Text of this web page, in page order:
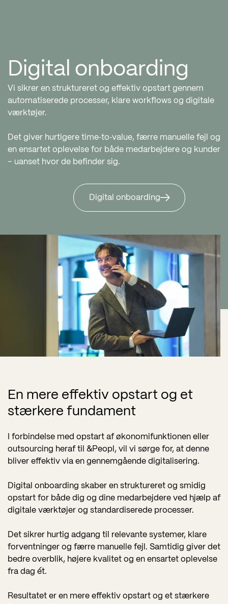
Digital onboarding
Vi sikrer en struktureret og effektiv opstart gennem
automatiserede processer, klare workflows og digitale
værktøjer.
Det giver hurtigere time‑to‑value, færre manuelle fejl og
en ensartet oplevelse for både medarbejdere og kunder
– uanset hvor de befinder sig.
Digital onboarding
En mere effektiv opstart og et
stærkere fundament
I forbindelse med opstart af økonomifunktionen eller
outsourcing heraf til &Peopl, vil vi sørge for, at denne
bliver effektiv via en gennemgående digitalisering.
Digital onboarding skaber en struktureret og smidig
opstart for både dig og dine medarbejdere ved hjælp af
digitale værktøjer og standardiserede processer.
Det sikrer hurtig adgang til relevante systemer, klare
forventninger og færre manuelle fejl. Samtidig giver det
bedre overblik, højere kvalitet og en ensartet oplevelse
fra dag ét.
Resultatet er en mere effektiv opstart og et stærkere